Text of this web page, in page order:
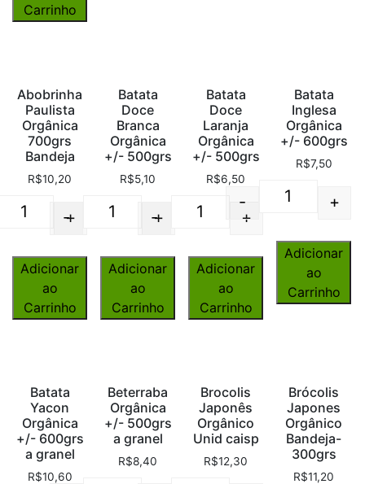
Carrinho
Abobrinha
Paulista
Orgânica
700grs
Bandeja
R$10,20
Quantity+
Adicionar
ao
Carrinho
Batata
Doce
Branca
Orgânica
+/- 500grs
R$5,10
Quantity
- +
Adicionar
ao
Carrinho
Batata
Doce
Laranja
Orgânica
+/- 500grs
R$6,50
Quantity
- +
Adicionar
ao
Carrinho
Batata
Inglesa
Orgânica
+/- 600grs
R$7,50
Quantity
- +
Adicionar
ao
Carrinho
Batata
Yacon
Orgânica
+/- 600grs
a granel
R$10,60
Beterraba
Orgânica
+/- 500grs
a granel
R$8,40
Brocolis
Japonês
Orgânico
Unid caisp
R$12,30
Brócolis
Japones
Orgânico
Bandeja-
300grs
R$11,20